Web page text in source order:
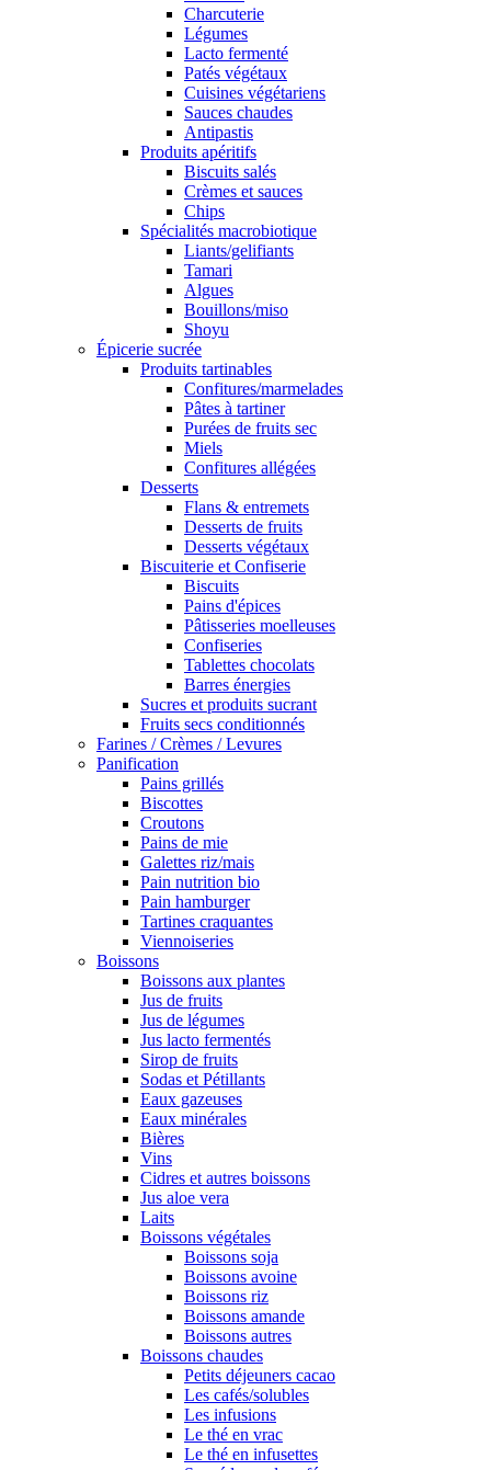
Charcuterie
Légumes
Lacto fermenté
Patés végétaux
Cuisines végétariens
Sauces chaudes
Antipastis
Produits apéritifs
Biscuits salés
Crèmes et sauces
Chips
Spécialités macrobiotique
Liants/gelifiants
Tamari
Algues
Bouillons/miso
Shoyu
Épicerie sucrée
Produits tartinables
Confitures/marmelades
Pâtes à tartiner
Purées de fruits sec
Miels
Confitures allégées
Desserts
Flans & entremets
Desserts de fruits
Desserts végétaux
Biscuiterie et Confiserie
Biscuits
Pains d'épices
Pâtisseries moelleuses
Confiseries
Tablettes chocolats
Barres énergies
Sucres et produits sucrant
Fruits secs conditionnés
Farines / Crèmes / Levures
Panification
Pains grillés
Biscottes
Croutons
Pains de mie
Galettes riz/mais
Pain nutrition bio
Pain hamburger
Tartines craquantes
Viennoiseries
Boissons
Boissons aux plantes
Jus de fruits
Jus de légumes
Jus lacto fermentés
Sirop de fruits
Sodas et Pétillants
Eaux gazeuses
Eaux minérales
Bières
Vins
Cidres et autres boissons
Jus aloe vera
Laits
Boissons végétales
Boissons soja
Boissons avoine
Boissons riz
Boissons amande
Boissons autres
Boissons chaudes
Petits déjeuners cacao
Les cafés/solubles
Les infusions
Le thé en vrac
Le thé en infusettes